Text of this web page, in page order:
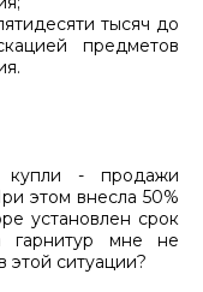
тысяч до
предметов
купли - продажи
этом внесла 50%
установлен срок
гарнитур мне не
этой ситуации?